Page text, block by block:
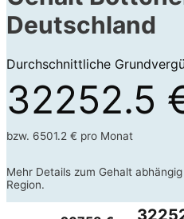
Deutschland
Durchschnittliche
32252.5
bzw. 6501.2 € pro Monat
Mehr Details zum Gehalt
Region.